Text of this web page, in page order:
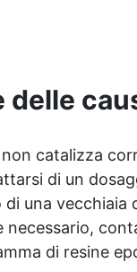
Risultati
✅
in
da 2m² a
gamma di
delle
non catalizza
di un
una
necessario,
di resine